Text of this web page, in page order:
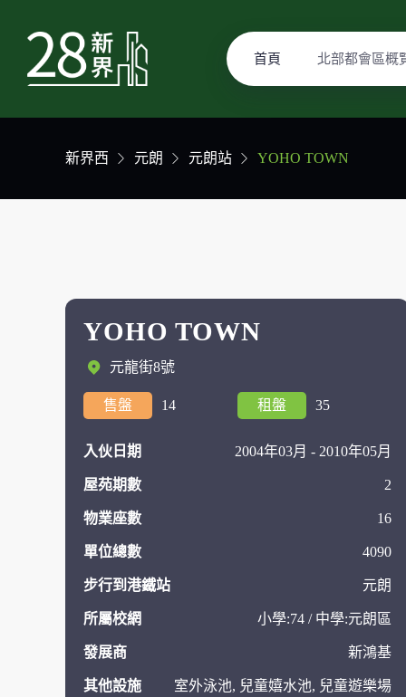
首頁 北部都會區概
新界西 元朗 元朗站 YOHO TOWN
YOHO TOWN
元龍街8號
售盤 14 租盤 35
入伙日期 2004年03月 - 2010年05月
屋苑期數 2
物業座數 16
單位總數 4090
步行到港鐵站 元朗
所屬校網 小學:74 / 中學:元朗區
發展商 新鴻基
其他設施
室外泳池, 兒童嬉水池, 兒童遊樂場